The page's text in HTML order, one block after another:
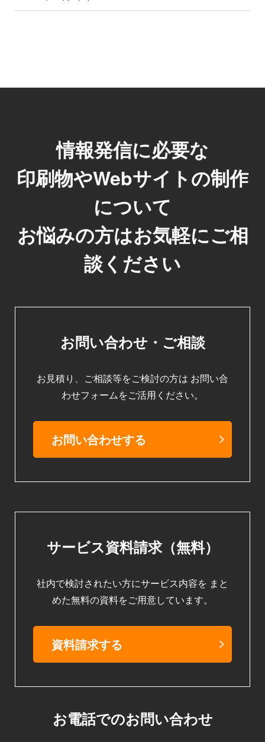
情報発信に必要な
印刷物やWebサイトの制作
について
お悩みの方はお気軽にご相
談ください
お問い合わせ・ご相談
お見積り、ご相談等をご検討の方は お問い合
わせフォームをご活用ください。
お問い合わせする
サービス資料請求（無料）
社内で検討されたい方にサービス内容を まと
めた無料の資料をご用意しています。
資料請求する
お電話でのお問い合わせ